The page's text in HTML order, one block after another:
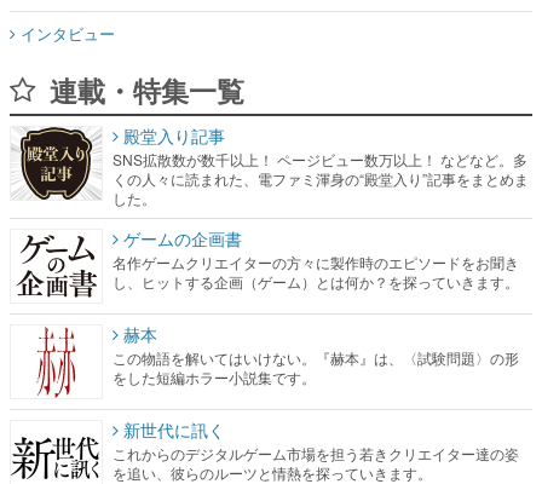
インタビュー
連載・特集一覧
殿堂入り記事
SNS拡散数が数千以上！ ページビュー数万以上！ などなど。多
くの人々に読まれた、電ファミ渾身の“殿堂入り”記事をまとめま
した。
ゲームの企画書
名作ゲームクリエイターの方々に製作時のエピソードをお聞き
し、ヒットする企画（ゲーム）とは何か？を探っていきます。
赫本
この物語を解いてはいけない。『赫本』は、〈試験問題〉の形
をした短編ホラー小説集です。
新世代に訊く
これからのデジタルゲーム市場を担う若きクリエイター達の姿
を追い、彼らのルーツと情熱を探っていきます。